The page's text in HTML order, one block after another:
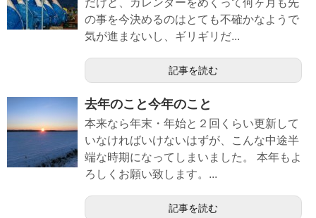
だけど、カレンダーをめくって何ヶ月も先
の事を今決めるのはとても不確かなようで
気が進まないし、ギリギリだ...
記事を読む
去年のこと今年のこと
本来なら年末・年始と２回くらい更新して
いなければいけないはずが、こんな中途半
端な時期になってしまいました。 本年もよ
ろしくお願い致します。...
記事を読む